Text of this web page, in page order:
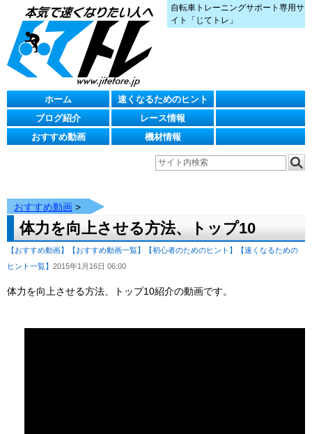
自転車トレーニングサポート専用サ
イト「じてトレ」
ホーム
速くなるためのヒント
ブログ紹介
レース情報
おすすめ動画
機材情報
おすすめ動画 >
体力を向上させる方法、トップ10
【おすすめ動画】 【おすすめ動画一覧】 【初心者のためのヒント】
【速くなるための
ヒント一覧】 2015年1月16日 06:00
体力を向上させる方法、トップ10紹介の動画です。